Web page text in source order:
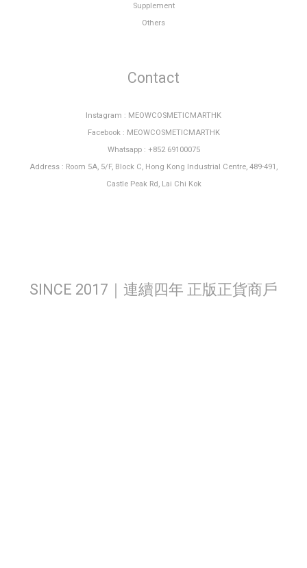
Supplement
Others
Contact
Instagram : MEOWCOSMETICMARTHK
Facebook : MEOWCOSMETICMARTHK
Whatsapp : +852 69100075
Address : Room 5A, 5/F, Block C, Hong Kong Industrial Centre, 489-491,
Castle Peak Rd, Lai Chi Kok
SINCE 2017｜連續四年 正版正貨商戶